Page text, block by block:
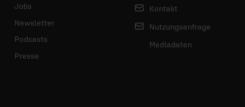
Jobs
Newsletter
Podcasts
Presse
Kontakt
Nutzungsanfrage
Mediadaten